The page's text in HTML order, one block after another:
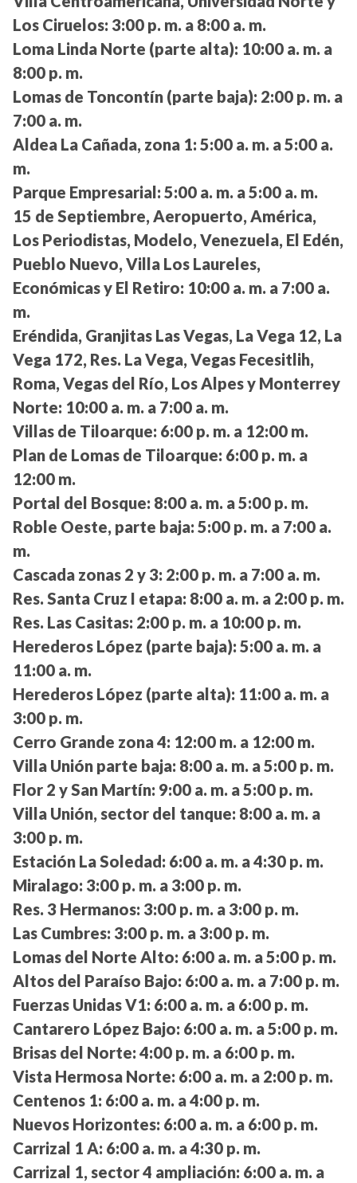
Los Ciruelos: 3:00 p. m. a 8:00 a. m.
Loma Linda Norte (parte alta): 10:00 a. m. a
8:00 p. m.
Lomas de Toncontín (parte baja): 2:00 p. m. a
7:00 a. m.
Aldea La Cañada, zona 1: 5:00 a. m. a 5:00 a.
m.
Parque Empresarial: 5:00 a. m. a 5:00 a. m.
15 de Septiembre, Aeropuerto, América,
Los Periodistas, Modelo, Venezuela, El Edén,
Pueblo Nuevo, Villa Los Laureles,
Económicas y El Retiro: 10:00 a. m. a 7:00 a.
m.
Eréndida, Granjitas Las Vegas, La Vega 12, La
Vega 172, Res. La Vega, Vegas Fecesitlih,
Roma, Vegas del Río, Los Alpes y Monterrey
Norte: 10:00 a. m. a 7:00 a. m.
Villas de Tiloarque: 6:00 p. m. a 12:00 m.
Plan de Lomas de Tiloarque: 6:00 p. m. a
12:00 m.
Portal del Bosque: 8:00 a. m. a 5:00 p. m.
Roble Oeste, parte baja: 5:00 p. m. a 7:00 a.
m.
Cascada zonas 2 y 3: 2:00 p. m. a 7:00 a. m.
Res. Santa Cruz I etapa: 8:00 a. m. a 2:00 p. m.
Res. Las Casitas: 2:00 p. m. a 10:00 p. m.
Herederos López (parte baja): 5:00 a. m. a
11:00 a. m.
Herederos López (parte alta): 11:00 a. m. a
3:00 p. m.
Cerro Grande zona 4: 12:00 m. a 12:00 m.
Villa Unión parte baja: 8:00 a. m. a 5:00 p. m.
Flor 2 y San Martín: 9:00 a. m. a 5:00 p. m.
Villa Unión, sector del tanque: 8:00 a. m. a
3:00 p. m.
Estación La Soledad: 6:00 a. m. a 4:30 p. m.
Miralago: 3:00 p. m. a 3:00 p. m.
Res. 3 Hermanos: 3:00 p. m. a 3:00 p. m.
Las Cumbres: 3:00 p. m. a 3:00 p. m.
Lomas del Norte Alto: 6:00 a. m. a 5:00 p. m.
Altos del Paraíso Bajo: 6:00 a. m. a 7:00 p. m.
Fuerzas Unidas V1: 6:00 a. m. a 6:00 p. m.
Cantarero López Bajo: 6:00 a. m. a 5:00 p. m.
Brisas del Norte: 4:00 p. m. a 6:00 p. m.
Vista Hermosa Norte: 6:00 a. m. a 2:00 p. m.
Centenos 1: 6:00 a. m. a 4:00 p. m.
Nuevos Horizontes: 6:00 a. m. a 6:00 p. m.
Carrizal 1 A: 6:00 a. m. a 4:30 p. m.
Carrizal 1, sector 4 ampliación: 6:00 a. m. a